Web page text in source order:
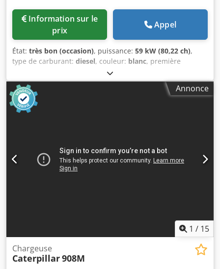
prix
Appel
État: très bon (occasion), puissance: 59 kW (80,22 ch),
type de carburant: diesel, couleur: blanc, première
, Année de construction:
heures de fonctionnement:3 310 h, Informations générales
Année du modèle : 2005 Numéro de série :
CATCB434LCNH00390 Informations techniques Nombre de
cylindres : 4 Cylindrée moteur : 4 400 cc Transmission :
demande Dkjdpeyzz E Rjfx Al Aor Autres informations Pour
plus d'informations, veuillez contacter Ernst van Hek.
Annonce
1 / 15
Chargeuse
Caterpillar908M